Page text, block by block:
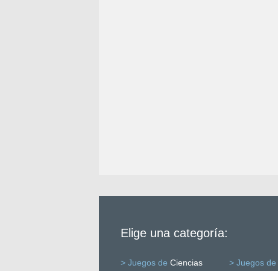
Elige una categoría:
> Juegos de Ciencias > Juegos de